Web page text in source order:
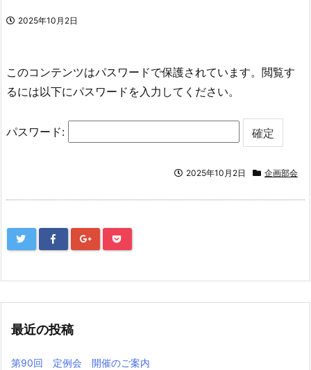
2025年10月2日
このコンテンツはパスワードで保護されています。閲覧す
るには以下にパスワードを入力してください。
パスワード:
2025年10月2日 企画部会
最近の投稿
第90回 定例会 開催のご案内